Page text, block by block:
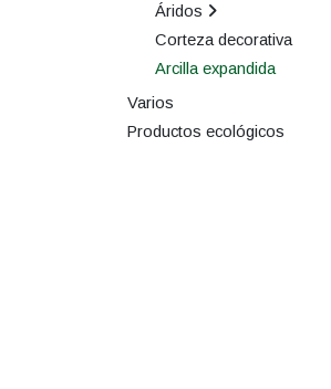
Áridos
Corteza decorativa
Arcilla expandida
Varios
Productos ecológicos